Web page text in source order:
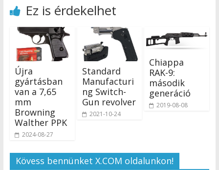
Ez is érdekelhet
Újra
gyártásban
van a 7,65
mm
Browning
Walther PPK
2024-08-27
Standard
Manufacturi
ng Switch-
Gun revolver
2021-10-24
Chiappa
RAK-9:
második
generáció
2019-08-08
Kövess bennünket X.COM oldalunkon!